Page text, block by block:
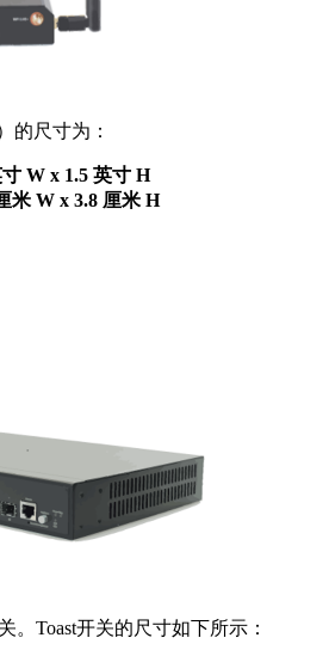
的尺寸为：
W x 1.5 英寸 H
米 W x 3.8 厘米 H
。Toast开关的尺寸如下所示：